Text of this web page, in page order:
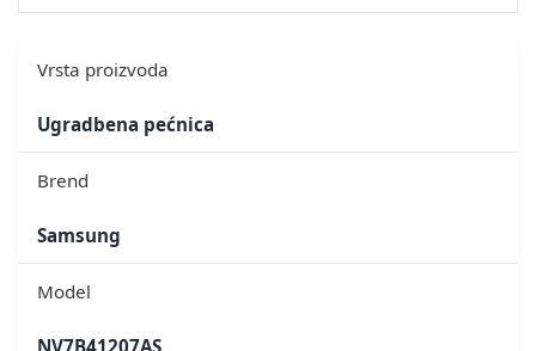
Vrsta proizvoda
Ugradbena pećnica
Brend
Samsung
Model
NV7B41207AS